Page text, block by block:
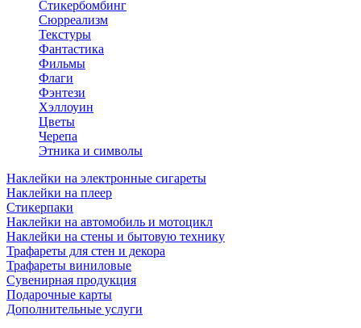
Стикербомбинг
Сюрреализм
Текстуры
Фантастика
Фильмы
Флаги
Фэнтези
Хэллоуин
Цветы
Черепа
Этника и символы
Наклейки на электронные сигареты
Наклейки на плеер
Стикерпаки
Наклейки на автомобиль и мотоцикл
Наклейки на стены и бытовую технику
Трафареты для стен и декора
Трафареты виниловые
Сувенирная продукция
Подарочные карты
Дополнительные услуги